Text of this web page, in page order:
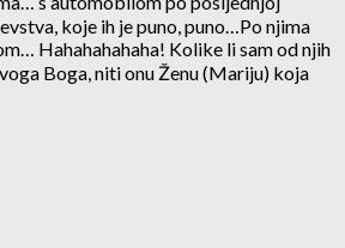
koje ih je puno, puno…Po njima
Hahahahahaha! Kolike li sam od njih
Boga, niti onu Ženu (Mariju) koja